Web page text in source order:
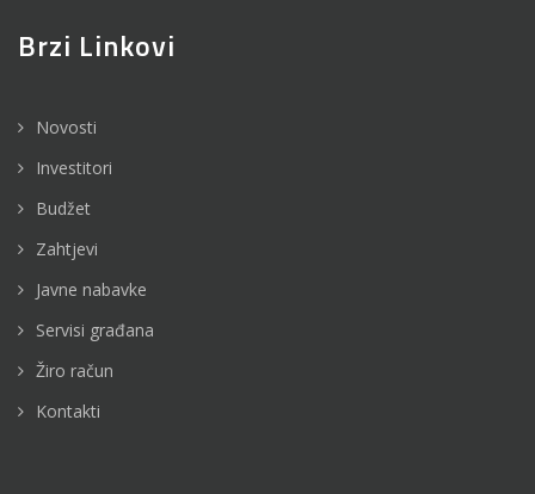
Brzi Linkovi
Novosti
Investitori
Budžet
Zahtjevi
Javne nabavke
Servisi građana
Žiro račun
Kontakti